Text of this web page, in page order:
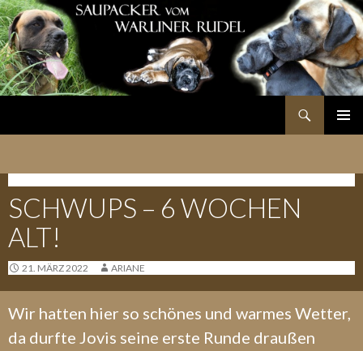
SCHWUPS – 6 WOCHEN
ALT!
21. MÄRZ 2022 ARIANE
Wir hatten hier so schönes und warmes Wetter,
da durfte Jovis seine erste Runde draußen